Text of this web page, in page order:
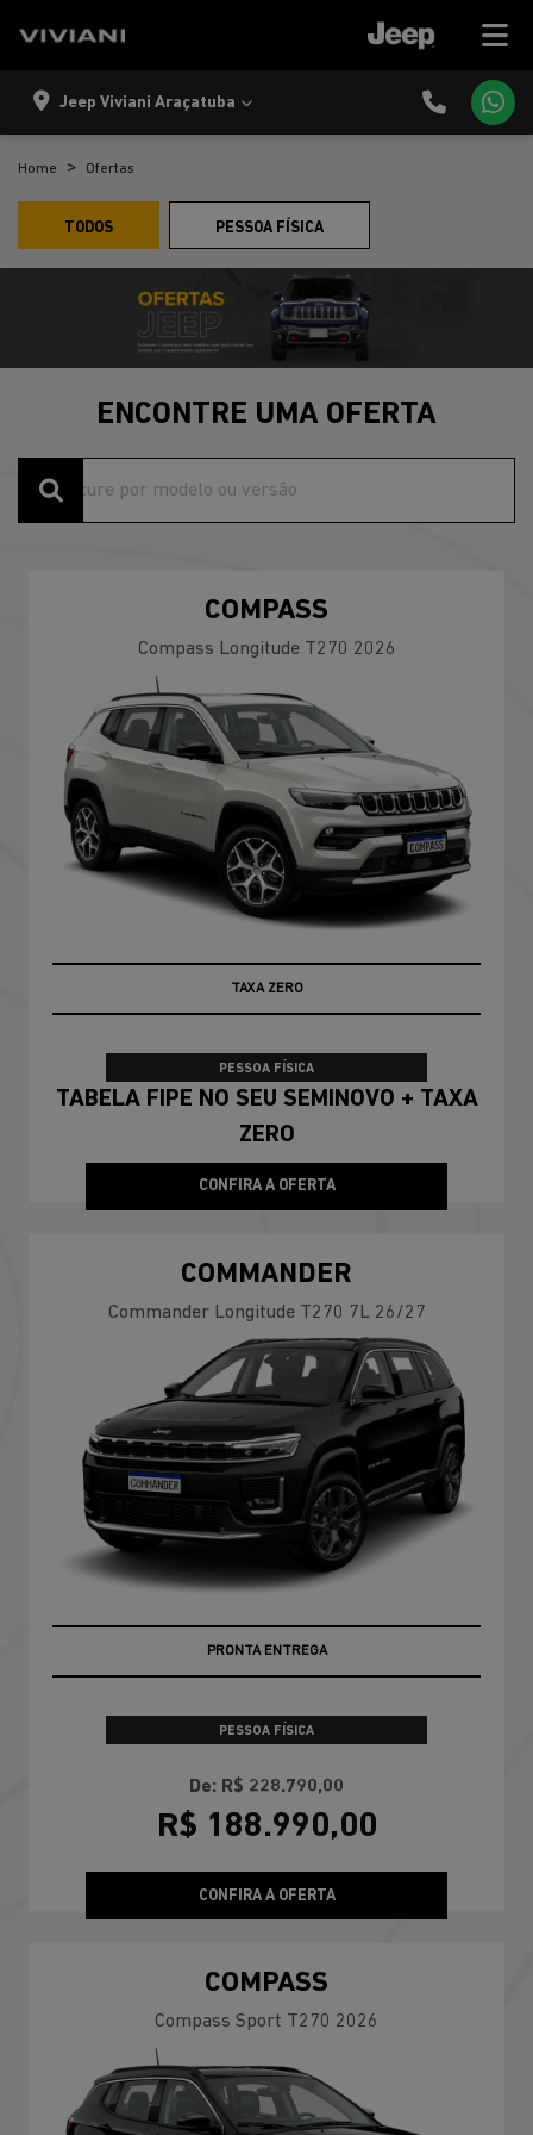
Jeep Viviani Araçatuba
Home Ofertas
TODOS PESSOA FÍSICA
ENCONTRE UMA OFERTA
COMPASS
Compass Longitude T270 2026
TAXA ZERO
PESSOA FÍSICA
TABELA FIPE NO SEU SEMINOVO + TAXA
ZERO
CONFIRA A OFERTA
COMMANDER
Commander Longitude T270 7L 26/27
PRONTA ENTREGA
PESSOA FÍSICA
De: R$ 228.790,00
R$ 188.990,00
CONFIRA A OFERTA
COMPASS
Compass Sport T270 2026